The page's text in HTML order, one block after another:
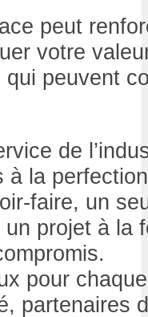
peut
votre
peuvent
de
à la
faire, un
un projet à la
pour
partenaires